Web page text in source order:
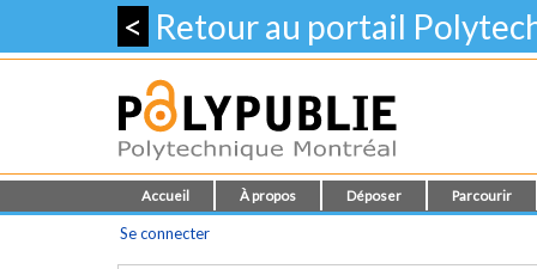
< Retour au portail
Accueil À propos Déposer Parcourir
Se connecter